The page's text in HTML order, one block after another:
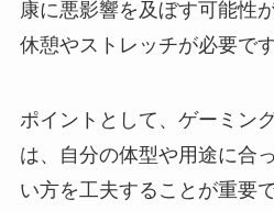
康に悪影響を及ぼす可能性
休憩やストレッチが必要です
ポイントとして、ゲーミン
は、自分の体型や用途に合
い方を工夫することが重要